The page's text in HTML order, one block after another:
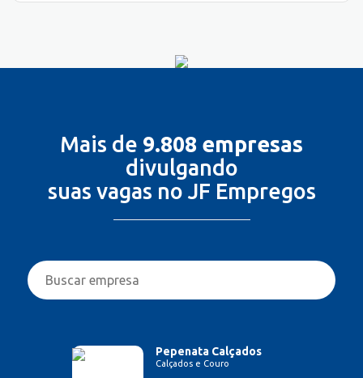
Mais de 9.808 empresas
divulgando
suas vagas no JF Empregos
Pepenata Calçados
Calçados e Couro